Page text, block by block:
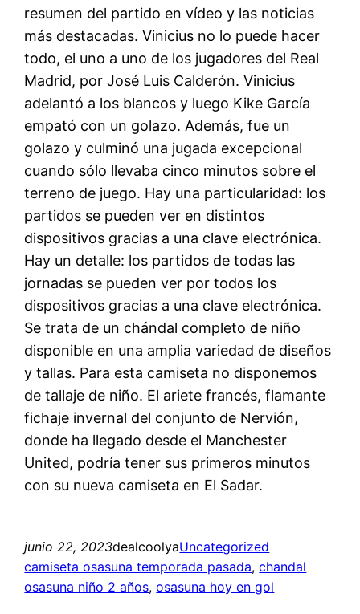
resumen del partido en vídeo y las noticias
más destacadas. Vinicius no lo puede hacer
todo, el uno a uno de los jugadores del Real
Madrid, por José Luis Calderón. Vinicius
adelantó a los blancos y luego Kike García
empató con un golazo. Además, fue un
golazo y culminó una jugada excepcional
cuando sólo llevaba cinco minutos sobre el
terreno de juego. Hay una particularidad: los
partidos se pueden ver en distintos
dispositivos gracias a una clave electrónica.
Hay un detalle: los partidos de todas las
jornadas se pueden ver por todos los
dispositivos gracias a una clave electrónica.
Se trata de un chándal completo de niño
disponible en una amplia variedad de diseños
y tallas. Para esta camiseta no disponemos
de tallaje de niño. El ariete francés, flamante
fichaje invernal del conjunto de Nervión,
donde ha llegado desde el Manchester
United, podría tener sus primeros minutos
con su nueva camiseta en El Sadar.
junio 22, 2023dealcoolyaUncategorized
camiseta osasuna temporada pasada, chandal
osasuna niño 2 años, osasuna hoy en gol